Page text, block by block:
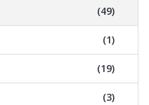
(49)
(1)
(19)
(3)